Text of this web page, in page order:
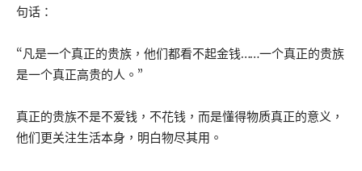
句话：
“凡是一个真正的贵族，他们都看不起金钱……一个真正的贵族
是一个真正高贵的人。”
真正的贵族不是不爱钱，不花钱，而是懂得物质真正的意义，
他们更关注生活本身，明白物尽其用。